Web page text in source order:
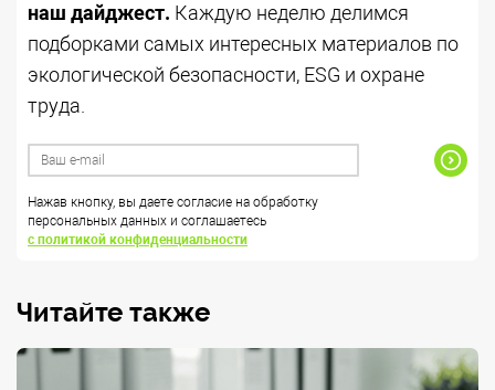
наш дайджест. Каждую неделю делимся
подборками самых интересных материалов по
экологической безопасности, ESG и охране
труда.
Нажав кнопку, вы даете согласие на обработку
персональных данных и соглашаетесь
с политикой конфиденциальности
Читайте также